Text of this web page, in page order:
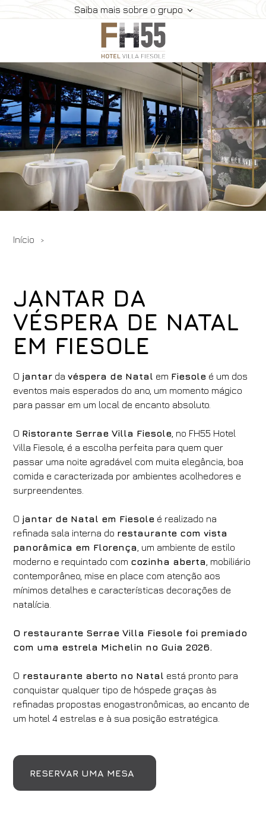
Saiba mais sobre o grupo
Hotel
Quartos
Restaurante
Eventos
Experiências
Onde Estamos
Galeria
Início
JANTAR DA
VÉSPERA DE NATAL
EM FIESOLE
O jantar davéspera de Natal em Fiesole é um dos
eventos mais esperados do ano, um momento mágico
para passar em um local de encanto absoluto.
O Ristorante Serrae Villa Fiesole , no FH55 Hotel
Villa Fiesole, é a escolha perfeita para quem quer
passar uma noite agradável com muita elegância, boa
comida e caracterizada por ambientes acolhedores e
surpreendentes.
O jantar de Natal em Fiesole é realizado na
refinada sala interna do restaurante com vista
panorâmica em Florença , um ambiente de estilo
moderno e requintado com cozinha aberta , mobiliário
contemporâneo, mise en place com atenção aos
mínimos detalhes e características decorações de
natalícia.
O restaurante Serrae Villa Fiesole foi premiado
com uma estrela Michelin no Guia 2026.
O restaurante aberto no Natal está pronto para
conquistar qualquer tipo de hóspede graças às
refinadas propostas enogastronômicas, ao encanto de
um hotel 4 estrelas e à sua posição estratégica.
RESERVAR UMA MESA